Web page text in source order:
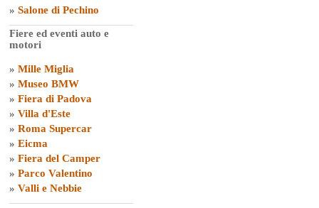
» Salone di Pechino
Fiere ed eventi auto e
motori
» Mille Miglia
» Museo BMW
» Fiera di Padova
» Villa d'Este
» Roma Supercar
» Eicma
» Fiera del Camper
» Parco Valentino
» Valli e Nebbie